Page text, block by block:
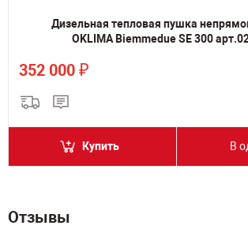
Дизельная тепловая пушка
OKLIMA Biemmedue SE 300
352 000 ₽
Купить В
Отзывы